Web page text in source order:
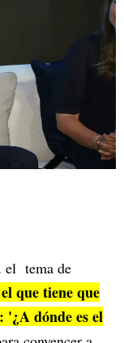
el tema de
que tiene que
'¿A dónde es el